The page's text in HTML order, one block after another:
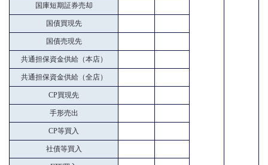
国庫短期証券売却
国債買現先
国債売現先
共通担保資金供給（本店）
共通担保資金供給（全店）
CP買現先
手形売出
CP等買入
社債等買入